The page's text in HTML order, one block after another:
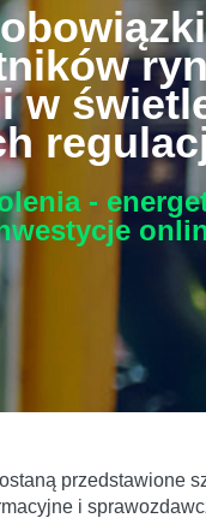
w
-
przedstawione
i